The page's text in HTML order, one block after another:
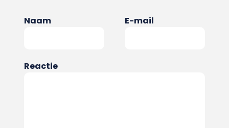
Naam E-mail
Reactie